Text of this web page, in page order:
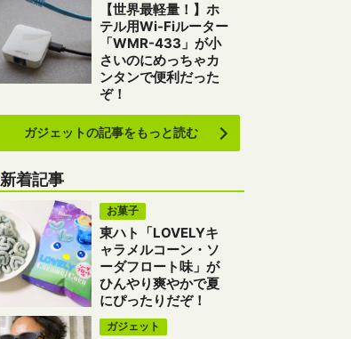
【世界最軽量！】ホ
テル用Wi-Fiルーター
「WMR-433」が小
さいのにめっちゃカ
ンタンで便利だった
ぞ！
ガジェットの記事をもっと読む
新着記事
お菓子
東ハト「LOVELYキ
ャラメルコーン・ソ
ーダフロート味」が
ひんやり爽やかで夏
にぴったりだぞ！
ガジェット